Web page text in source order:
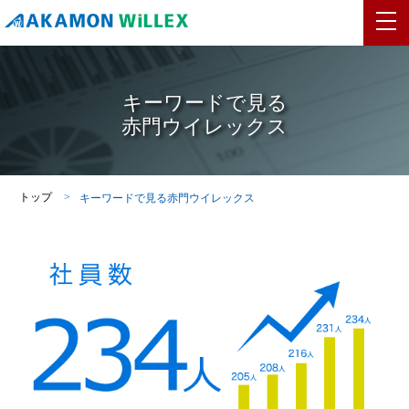
キーワードで見る
赤門ウイレックス
トップ キーワードで見る赤門ウイレックス